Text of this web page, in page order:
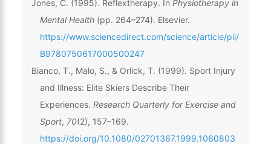
Jones, C. (1995). Reflextherapy. In Physiotherapy in
Mental Health(pp. 264–274). Elsevier.
https://www.sciencedirect.com/science/article/pii/
B9780750617000500247
Bianco, T., Malo, S., & Orlick, T. (1999). Sport Injury
and Illness: Elite Skiers Describe Their
Experiences. Research Quarterly for Exercise and
Sport, 70(2), 157–169.
https://doi.org/10.1080/02701367.1999.1060803